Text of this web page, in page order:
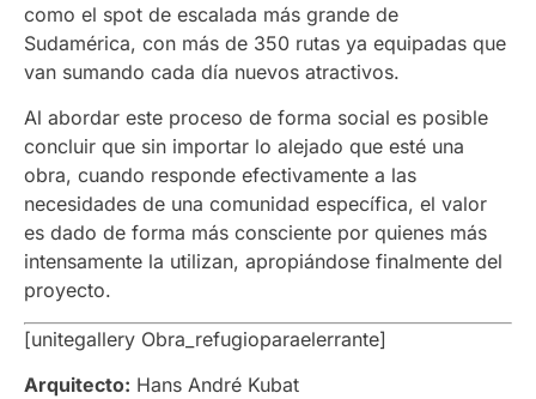
Arquitecto: Hans André Kubat
como el spot de escalada más grande de
Sudamérica, con más de 350 rutas ya equipadas que
van sumando cada día nuevos atractivos.
Al abordar este proceso de forma social es posible
concluir que sin importar lo alejado que esté una
obra, cuando responde efectivamente a las
necesidades de una comunidad específica, el valor
es dado de forma más consciente por quienes más
intensamente la utilizan, apropiándose finalmente del
proyecto.
[unitegallery Obra_refugioparaelerrante]